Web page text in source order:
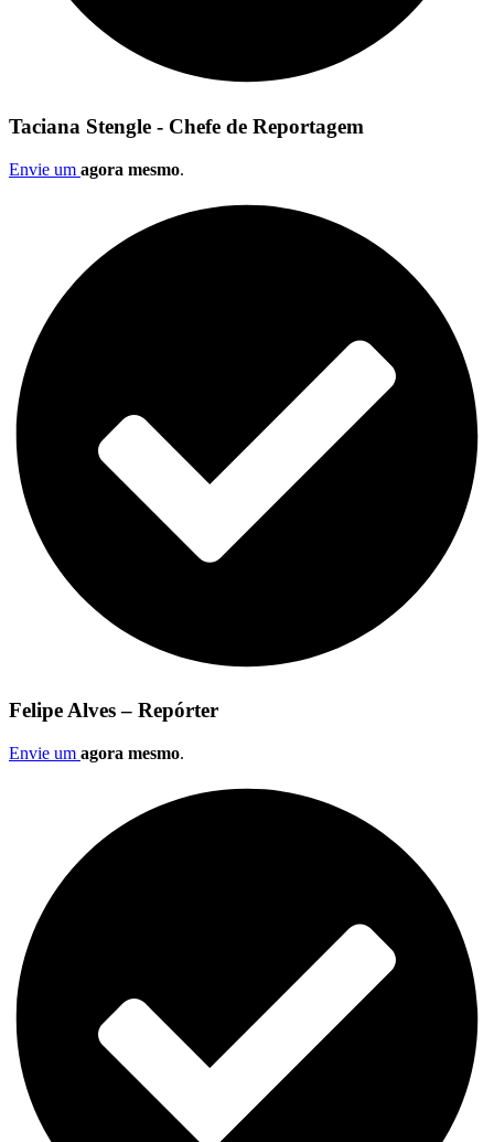
Taciana Stengle - Chefe de Reportagem
Envie um agora mesmo.
Felipe Alves – Repórter
Envie um agora mesmo.